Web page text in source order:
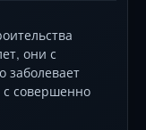
они с
заболевает
совершенно